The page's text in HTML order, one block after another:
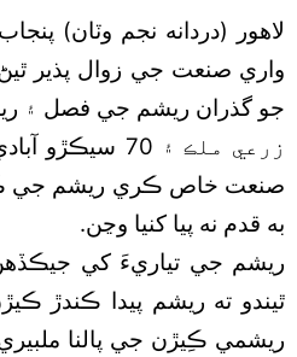
لاهور (دردانه نجم وٽان)
واري صنعت جي زوال پذير
جو گذران ريشم جي فصل ۽
زرعي ملڪ ۽
صنعت خاص ڪري ريشم جي
به قدم نه پيا کنيا وڃن.
ريشم جي تياريءَ کي
ٿيندو ته ريشم پيدا ڪندڙ
ريشمي ڪِيڙن جي پالنا